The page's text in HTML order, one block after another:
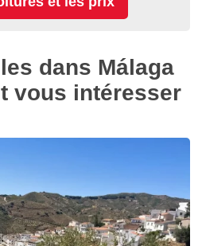
dans Málaga
vous intéresser